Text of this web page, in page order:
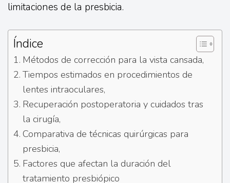
limitaciones de la presbicia.
Índice
Métodos de corrección para la vista cansada,
Tiempos estimados en procedimientos de
lentes intraoculares,
Recuperación postoperatoria y cuidados tras
la cirugía,
Comparativa de técnicas quirúrgicas para
presbicia,
Factores que afectan la duración del
tratamiento presbiópico